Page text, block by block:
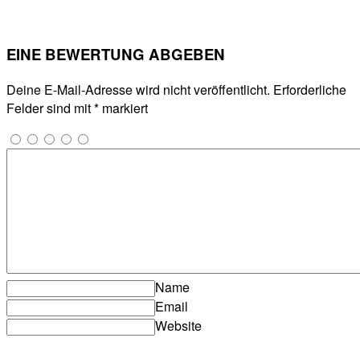
EINE BEWERTUNG ABGEBEN
Deine E-Mail-Adresse wird nicht veröffentlicht. Erforderliche
Felder sind mit* markiert
Name
Email
Website